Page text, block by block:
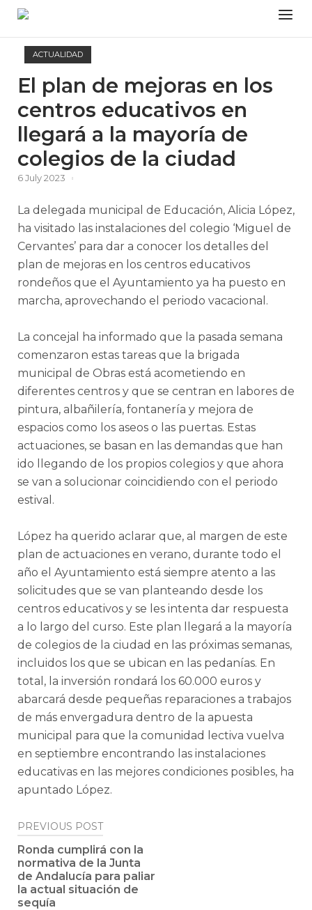
Skip
content
Menu
ACTUALIDAD
El plan de mejoras en los
centros educativos en
llegará a la mayoría de
colegios de la ciudad
6 July 2023
La delegada municipal de Educación, Alicia López,
ha visitado las instalaciones del colegio ‘Miguel de
Cervantes’ para dar a conocer los detalles del
plan de mejoras en los centros educativos
rondeños que el Ayuntamiento ya ha puesto en
marcha, aprovechando el periodo vacacional.
La concejal ha informado que la pasada semana
comenzaron estas tareas que la brigada
municipal de Obras está acometiendo en
diferentes centros y que se centran en labores de
pintura, albañilería, fontanería y mejora de
espacios como los aseos o las puertas. Estas
actuaciones, se basan en las demandas que han
ido llegando de los propios colegios y que ahora
se van a solucionar coincidiendo con el periodo
estival.
López ha querido aclarar que, al margen de este
plan de actuaciones en verano, durante todo el
año el Ayuntamiento está siempre atento a las
solicitudes que se van planteando desde los
centros educativos y se les intenta dar respuesta
a lo largo del curso. Este plan llegará a la mayoría
de colegios de la ciudad en las próximas semanas,
incluidos los que se ubican en las pedanías. En
total, la inversión rondará los 60.000 euros y
abarcará desde pequeñas reparaciones a trabajos
de más envergadura dentro de la apuesta
municipal para que la comunidad lectiva vuelva
en septiembre encontrando las instalaciones
educativas en las mejores condiciones posibles, ha
apuntado López.
Post
navigation
PREVIOUS POST
Ronda cumplirá con la
normativa de la Junta
de Andalucía para paliar
la actual situación de
sequía